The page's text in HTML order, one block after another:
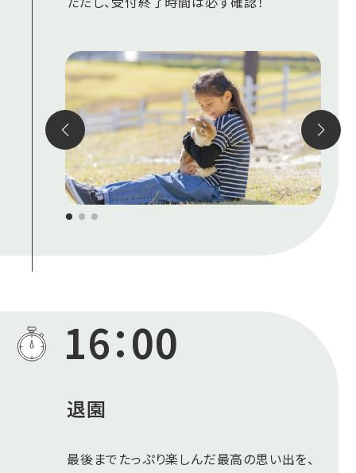
16：00
退園
最後までたっぷり楽しんだ最高の思い出を、